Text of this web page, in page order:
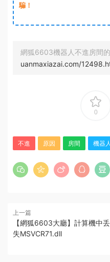
騙！
網狐6603機器人不進房間
uanmaxiazai.com/
0
不進 原因 房間 機器人
上一篇
【網狐6603大廳】計算機中丢
失MSVCR71.dll